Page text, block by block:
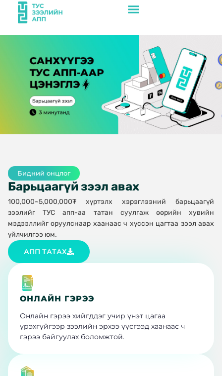
Бидний онцлог
Барьцаагүй зээл авах
100,000~5,000,000₮ хүртэлх хэрэглээний барьцаагүй
зээлийг ТУС апп-аа татан суулгаж өөрийн хувийн
мэдээллийг оруулснаар хаанаас ч хүссэн цагтаа зээл авах
үйлчилгээ юм.
АПП ТАТАХ
ОНЛАЙН ГЭРЭЭ
Онлайн гэрээ хийгддэг учир үнэт цагаа
үрэхгүйгээр зээлийн эрхээ үүсгээд хаанаас ч
гэрээ байгуулах боломжтой.